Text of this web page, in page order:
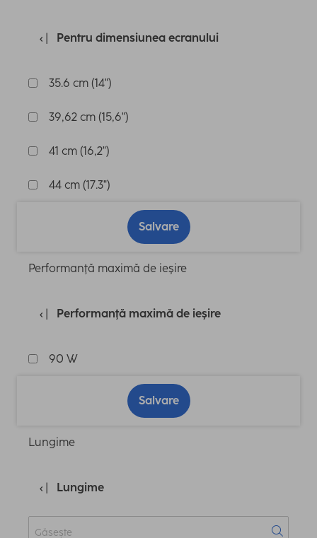
Pentru dimensiunea ecranului
35.6 cm (14")
39,62 cm (15,6")
41 cm (16,2")
44 cm (17.3")
Salvare
Performanţă maximă de ieşire
Performanţă maximă de ieşire
90 W
Salvare
Lungime
Lungime